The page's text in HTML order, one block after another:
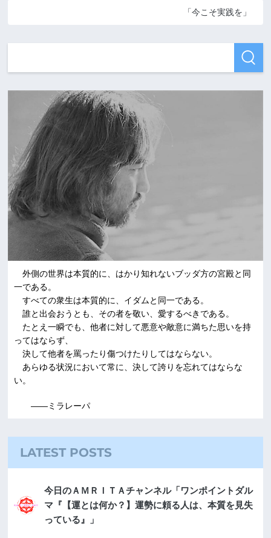
「今こそ実践を」
外側の世界は本質的に、はかり知れないブッダ方の宮殿と同
一である。
すべての衆生は本質的に、イダムと同一である。
誰と出会おうとも、その者を敬い、愛するべきである。
たとえ一瞬でも、他者に対して悪意や敵意に満ちた思いを持
ってはならず、
決して他者を罵ったり傷つけたりしてはならない。
あらゆる状況において常に、決して誇りを忘れてはならな
い。
――ミラレーパ
LATEST POSTS
今日のＡＭＲＩＴＡチャンネル「ワンポイントダル
マ『【運とは何か？】運勢に頼る人は、本質を見失
っている』」